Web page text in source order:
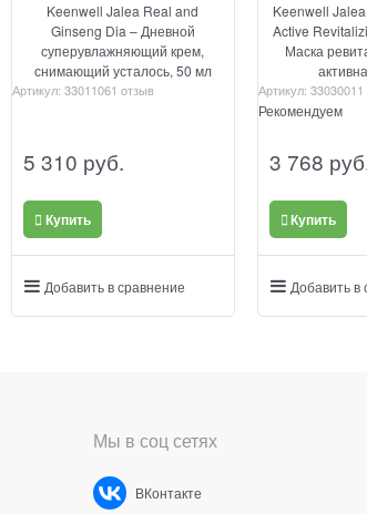
Keenwell Jalea Real and
Ginseng Dia – Дневной
суперувлажняющий крем,
снимающий усталось, 50 мл
Артикул:33011061 отзыв
5 310 руб.
Купить
Добавить в сравнение
Keenwell
Active
Маска
Артикул: 3303001
Рекомендуем
3 768
Купить
Добавить в
Мы в соц сетях
ВКонтакте